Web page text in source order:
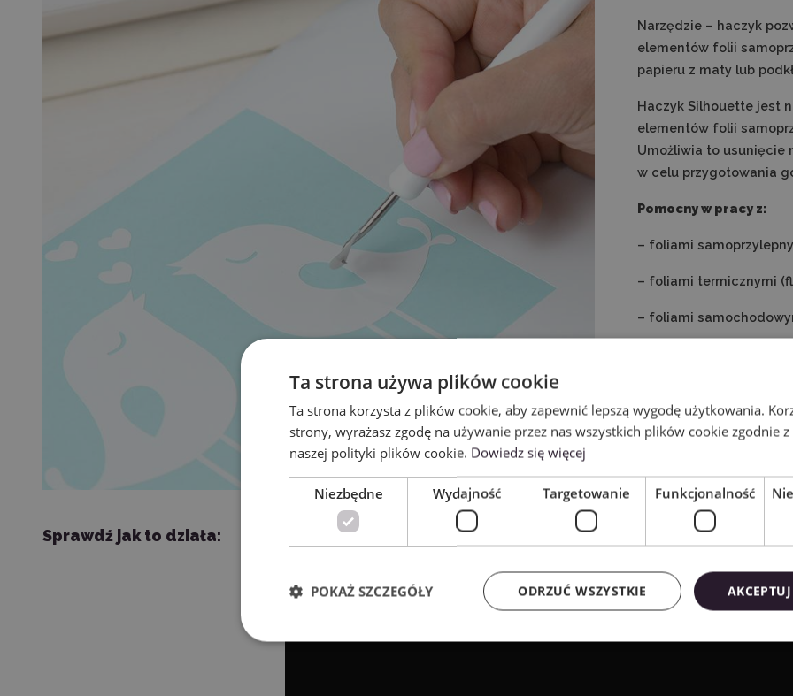
Narzędzie – haczyk
elementów folii
papieru z maty lub
Haczyk Silhouette jest
elementów folii
Umożliwia to usunięcie
w celu przygotowania
Pomocny w pracy z:
– foliami
– foliami termicznymi
– foliami
Sprawdź jak to działa:
Ta strona używa plików cookie
Ta strona korzysta z plików cookie, aby zapewnić lepszą wygodę użytkowania.
strony, wyrażasz zgodę na używanie przez nas wszystkich plików cookie zgodnie
naszej polityki plików cookie. Dowiedz się więcej
Niezbędne Wydajność Targetowanie Funkcjonalność
ODRZUĆ WSZYSTKIE
POKAŻ SZCZEGÓŁY